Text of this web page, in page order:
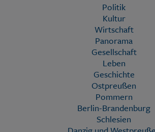
Politik
Kultur
Wirtschaft
Panorama
Gesellschaft
Leben
Geschichte
Ostpreußen
Pommern
Berlin-Brandenburg
Schlesien